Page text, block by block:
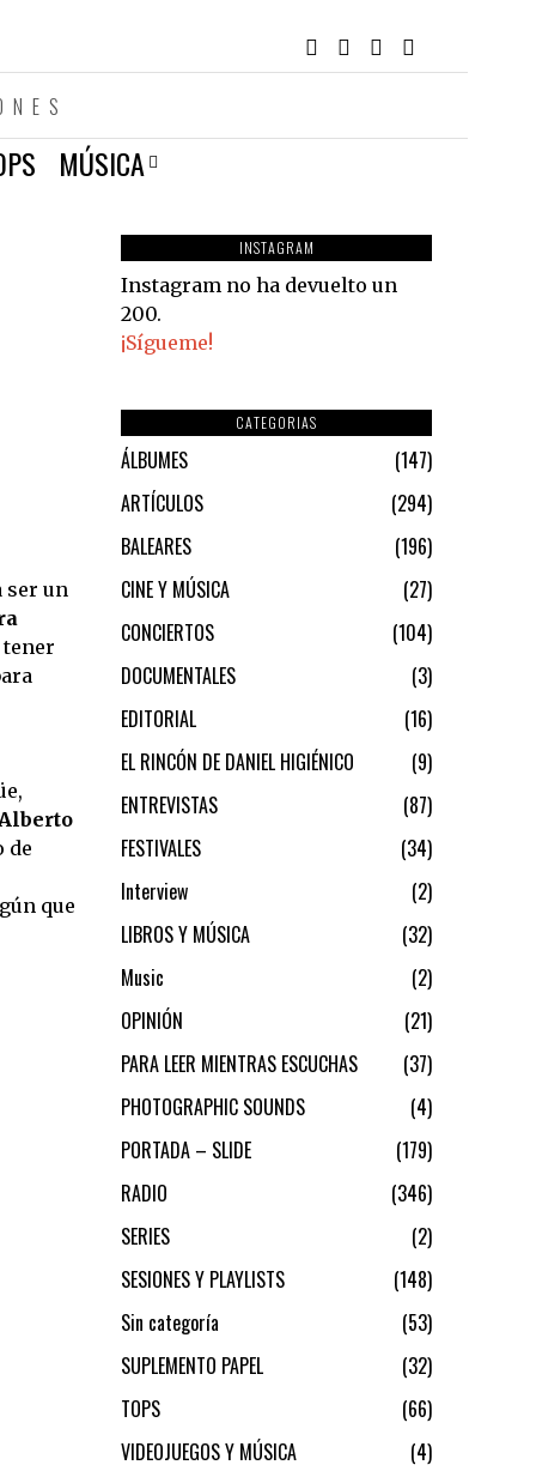
MÚSICA
ser un
de
que
INSTAGRAM
Instagram no ha devuelto un
200.
¡Sígueme!
CATEGORIAS
ÁLBUMES
147
ARTÍCULOS
294
BALEARES
196
CINE Y MÚSICA
27
CONCIERTOS
104
DOCUMENTALES
3
EDITORIAL
16
EL RINCÓN DE DANIEL HIGIÉNICO
9
ENTREVISTAS
87
FESTIVALES
34
Interview
2
LIBROS Y MÚSICA
32
Music
2
OPINIÓN
21
PARA LEER MIENTRAS ESCUCHAS
37
PHOTOGRAPHIC SOUNDS
4
PORTADA – SLIDE
179
RADIO
346
SERIES
2
SESIONES Y PLAYLISTS
148
Sin categoría
53
SUPLEMENTO PAPEL
32
TOPS
66
VIDEOJUEGOS Y MÚSICA
4